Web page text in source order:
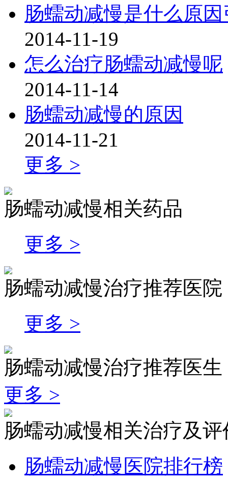
肠蠕动减慢是什么原
2014-11-19
怎么治疗肠蠕动减慢呢
2014-11-14
肠蠕动减慢的原因
2014-11-21
更多 >
肠蠕动减慢相关药品
更多 >
肠蠕动减慢治疗推荐医院
更多 >
肠蠕动减慢治疗推荐医生
更多 >
肠蠕动减慢相关治疗及
肠蠕动减慢医院排行榜